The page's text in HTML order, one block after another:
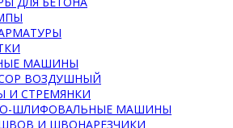
МАШИНЫ
ВОЗДУШНЫЙ
И СТРЕМЯНКИ
ШЛИФОВАЛЬНЫЕ МАШИНЫ
И ШВОНАРЕЗЧИКИ